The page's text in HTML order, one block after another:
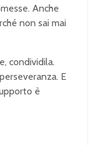
Anche
non sai mai
condividila.
E
è